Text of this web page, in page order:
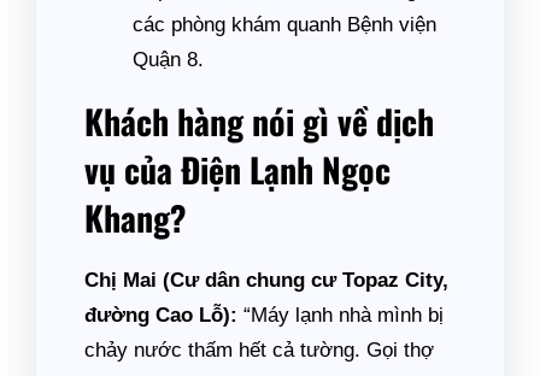
các phòng khám quanh Bệnh viện
Quận 8.
Khách hàng nói gì về dịch
vụ của Điện Lạnh Ngọc
Khang?
Chị Mai (Cư dân chung cư Topaz City,
đường Cao Lỗ): “Máy lạnh nhà mình bị
chảy nước thấm hết cả tường. Gọi thợ